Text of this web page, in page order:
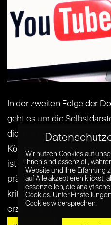
In der zweiten Folge der
geht es um die
die ihre Erfahrungen, die
Körper gemacht haben, im
ist die ideale Plattform für
präsentieren viele
kritischen Community.
erzählen[...] [...]
Wir nutzen Cookies auf
ihnen sind essenziell,
Website und Ihre Erfahrung
auf Alle akzeptieren klickst,
essenziellen, die
Cookies. Unter
Cookies widersprechen.